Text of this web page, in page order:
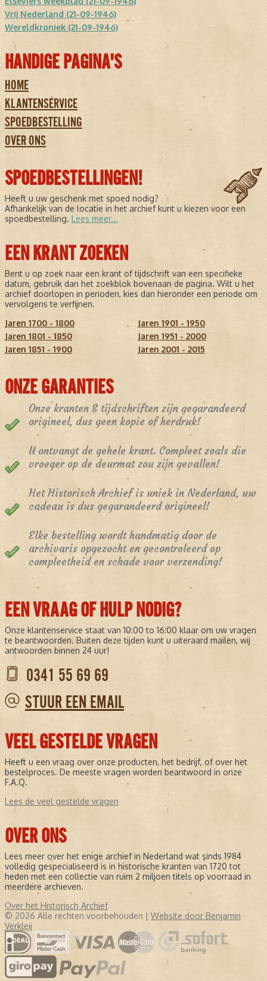
Vrij Nederland (21-09-1946)
Wereldkroniek (21-09-1946)
HANDIGE PAGINA'S
HOME
KLANTENSERVICE
SPOEDBESTELLING
OVER ONS
SPOEDBESTELLINGEN!
Heeft u uw geschenk met spoed nodig?
Afhankelijk van de locatie in het archief kunt u kiezen voor een
spoedbestelling. Lees meer...
EEN KRANT ZOEKEN
Bent u op zoek naar een krant of tijdschrift van een specifieke
datum, gebruik dan het zoekblok bovenaan de pagina. Wilt u het
archief doorlopen in perioden, kies dan hieronder een periode om
vervolgens te verfijnen.
Jaren 1700 - 1800
Jaren 1801 - 1850
Jaren 1851 - 1900
Jaren 1901 - 1950
Jaren 1951 - 2000
Jaren 2001 - 2015
ONZE GARANTIES
Onze kranten & tijdschriften zijn gegarandeerd
origineel, dus geen kopie of herdruk!
U ontvangt de gehele krant. Compleet zoals die
vroeger op de deurmat zou zijn gevallen!
Het Historisch Archief is uniek in Nederland, uw
cadeau is dus gegarandeerd origineel!
Elke bestelling wordt handmatig door de
archivaris opgezocht en gecontroleerd op
compleetheid en schade voor verzending!
EEN VRAAG OF HULP NODIG?
Onze klantenservice staat van 10:00 to 16:00 klaar om uw vragen
te beantwoorden. Buiten deze tijden kunt u uiteraard mailen, wij
antwoorden binnen 24 uur!
0341 55 69 69
STUUR EEN EMAIL
VEEL GESTELDE VRAGEN
Heeft u een vraag over onze producten, het bedrijf, of over het
bestelproces. De meeste vragen worden beantwoord in onze
F.A.Q.
Lees de veel gestelde vragen
OVER ONS
Lees meer over het enige archief in Nederland wat sinds 1984
volledig gespecialiseerd is in historische kranten van 1720 tot
heden met een collectie van ruim 2 miljoen titels op voorraad in
meerdere archieven.
Over het Historisch Archief
© 2026 Alle rechten voorbehouden | Website door Benjamin
Verkleij